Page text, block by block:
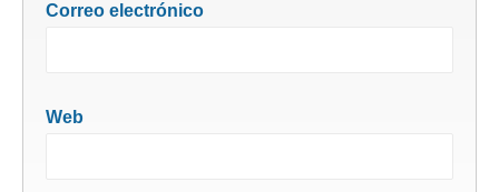
Correo electrónico
Web